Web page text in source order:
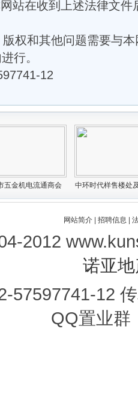
站在收到上述法律文件
权和其他问题需要与本
行。
12
网站简介| 招聘信息
2012
诺亚
57597741-12
QQ置业